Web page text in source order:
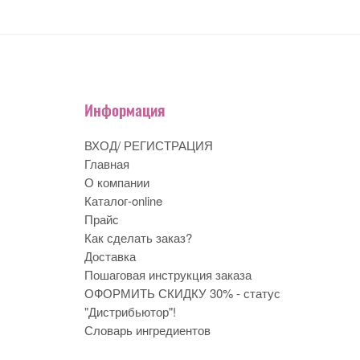
Информация
ВХОД/ РЕГИСТРАЦИЯ
Главная
О компании
Каталог-online
Прайс
Как сделать заказ?
Доставка
Пошаговая инструкция заказа
ОФОРМИТЬ СКИДКУ 30% - статус
"Дистрибьютор"!
Словарь ингредиентов